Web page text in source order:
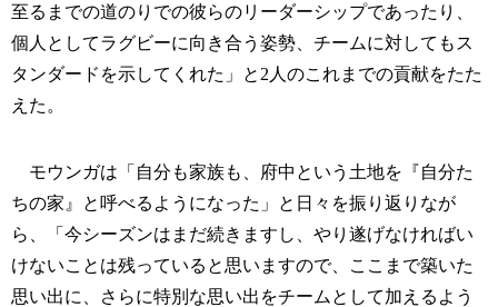
至るまでの道のりでの彼らのリーダーシップであったり、
個人としてラグビーに向き合う姿勢、チームに対してもス
タンダードを示してくれた」と2人のこれまでの貢献をたた
えた。
モウンガは「自分も家族も、府中という土地を『自分た
ちの家』と呼べるようになった」と日々を振り返りなが
ら、「今シーズンはまだ続きますし、やり遂げなければい
けないことは残っていると思いますので、ここまで築いた
思い出に、さらに特別な思い出をチームとして加えるよう